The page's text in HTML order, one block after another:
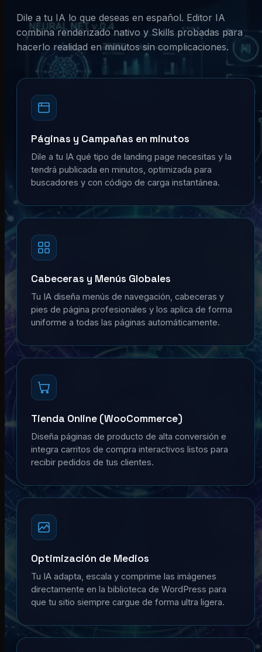
Dile a tu IA lo que deseas en español. Editor IA
combina renderizado nativo y Skills probadas para
hacerlo realidad en minutos sin complicaciones.
Páginas y Campañas en minutos
Dile a tu IA qué tipo de landing page necesitas y la
tendrá publicada en minutos, optimizada para
buscadores y con código de carga instantánea.
Cabeceras y Menús Globales
Tu IA diseña menús de navegación, cabeceras y
pies de página profesionales y los aplica de forma
uniforme a todas las páginas automáticamente.
Tienda Online (WooCommerce)
Diseña páginas de producto de alta conversión e
integra carritos de compra interactivos listos para
recibir pedidos de tus clientes.
Optimización de Medios
Tu IA adapta, escala y comprime las imágenes
directamente en la biblioteca de WordPress para
que tu sitio siempre cargue de forma ultra ligera.